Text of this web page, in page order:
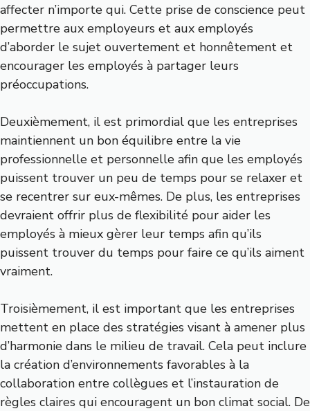
affecter n’importe qui. Cette prise de conscience peut
permettre aux employeurs et aux employés
d’aborder le sujet ouvertement et honnêtement et
encourager les employés à partager leurs
préoccupations.
Deuxièmement, il est primordial que les entreprises
maintiennent un bon équilibre entre la vie
professionnelle et personnelle afin que les employés
puissent trouver un peu de temps pour se relaxer et
se recentrer sur eux-mêmes. De plus, les entreprises
devraient offrir plus de flexibilité pour aider les
employés à mieux gèrer leur temps afin qu’ils
puissent trouver du temps pour faire ce qu’ils aiment
vraiment.
Troisièmement, il est important que les entreprises
mettent en place des stratégies visant à amener plus
d’harmonie dans le milieu de travail. Cela peut inclure
la création d’environnements favorables à la
collaboration entre collègues et l’instauration de
règles claires qui encouragent un bon climat social. De